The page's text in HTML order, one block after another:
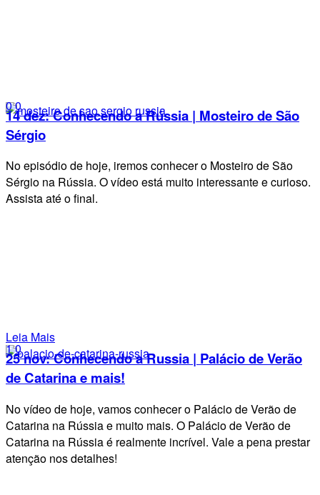
00
14 dez:Conhecendo a Rússia | Mosteiro de São
Sérgio
No episódio de hoje, iremos conhecer o Mosteiro de São
Sérgio na Rússia. O vídeo está muito interessante e curioso.
Assista até o final.
Leia Mais
10
25 nov:Conhecendo a Russia | Palácio de Verão
de Catarina e mais!
No vídeo de hoje, vamos conhecer o Palácio de Verão de
Catarina na Rússia e muito mais. O Palácio de Verão de
Catarina na Rússia é realmente incrível. Vale a pena prestar
atenção nos detalhes!